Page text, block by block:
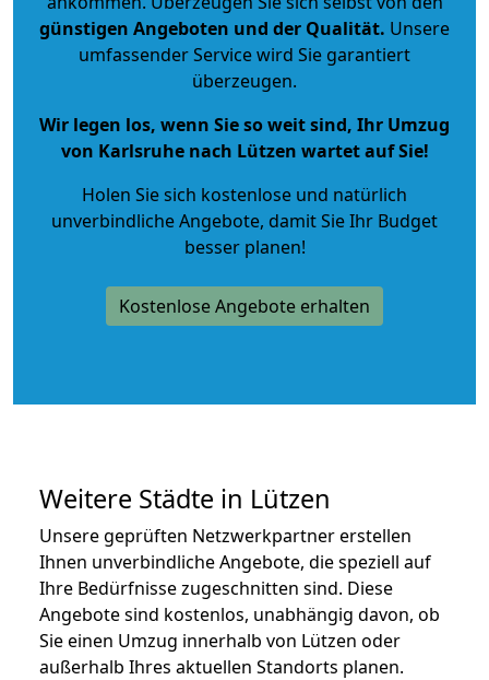
günstigen Angeboten und der Qualität. Unsere
umfassender Service wird Sie garantiert
überzeugen.
Wir legen los, wenn Sie so weit sind, Ihr Umzug
von Karlsruhe nach Lützen wartet auf Sie!
Holen Sie sich kostenlose und natürlich
unverbindliche Angebote, damit Sie Ihr Budget
besser planen!
Kostenlose Angebote erhalten
Weitere Städte in Lützen
Unsere geprüften Netzwerkpartner erstellen
Ihnen unverbindliche Angebote, die speziell auf
Ihre Bedürfnisse zugeschnitten sind. Diese
Angebote sind kostenlos, unabhängig davon, ob
Sie einen Umzug innerhalb von Lützen oder
außerhalb Ihres aktuellen Standorts planen.